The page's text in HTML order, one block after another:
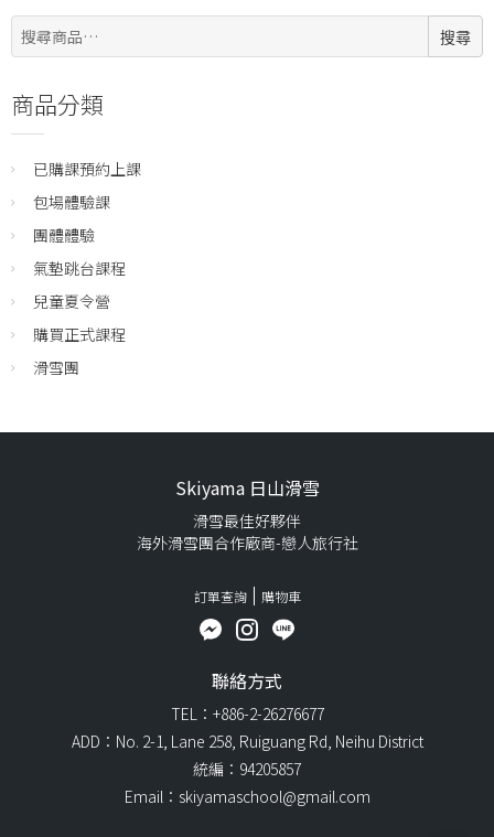
搜
尋:
搜尋
商品分類
已購課預約上課
包場體驗課
團體體驗
氣墊跳台課程
兒童夏令營
購買正式課程
滑雪團
Skiyama 日山滑雪
滑雪最佳好夥伴
海外滑雪團合作廠商-戀人旅行社
訂單查詢 購物車
聯絡方式
TEL：+886-2-26276677
ADD：No. 2-1, Lane 258, Ruiguang Rd, Neihu District
統編：94205857
Email：skiyamaschool@gmail.com